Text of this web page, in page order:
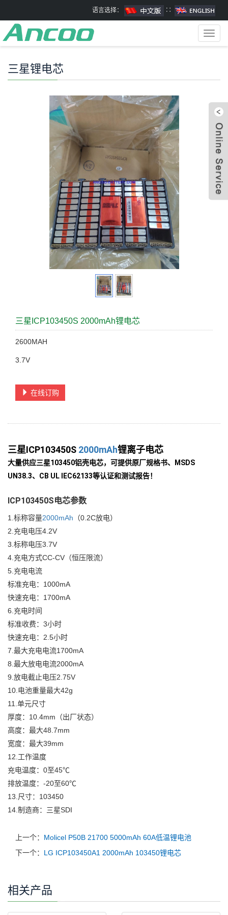
语言选择： ∷
三星锂电芯
三星ICP103450S 2000mAh锂电芯
2600MAH
3.7V
在线订购
三星ICP103450S 2000mAh锂离子电芯
大量供应三星103450铝壳电芯，可提供原厂规格书、MSDS
UN38.3、CB UL IEC62133等认证和测试报告！
ICP103450S电芯参数
1.标称容量2000mAh （0.2C放电）
2.充电电压4.2V
3.标称电压3.7V
4.充电方式CC-CV（恒压限流）
5.充电电流
标准充电：1000mA
快速充电：1700mA
6.充电时间
标准收费：3小时
快速充电：2.5小时
7.最大充电电流1700mA
8.最大放电电流2000mA
9.放电截止电压2.75V
10.电池重量最大42g
11.单元尺寸
厚度：10.4mm（出厂状态）
高度：最大48.7mm
宽度：最大39mm
12.工作温度
充电温度：0至45℃
排放温度：-20至60℃
13.尺寸：103450
14.制造商：三星SDI
上一个： Molicel P50B 21700 5000mAh 60A低温锂电池
下一个： LG ICP103450A1 2000mAh 103450锂电芯
相关产品